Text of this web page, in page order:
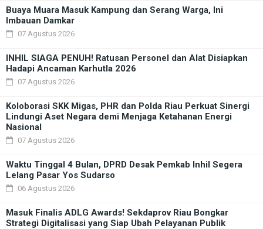
Buaya Muara Masuk Kampung dan Serang Warga, Ini
Imbauan Damkar
07 Agustus 2026
INHIL SIAGA PENUH! Ratusan Personel dan Alat Disiapkan
Hadapi Ancaman Karhutla 2026
07 Agustus 2026
Koloborasi SKK Migas, PHR dan Polda Riau Perkuat Sinergi
Lindungi Aset Negara demi Menjaga Ketahanan Energi
Nasional
07 Agustus 2026
Waktu Tinggal 4 Bulan, DPRD Desak Pemkab Inhil Segera
Lelang Pasar Yos Sudarso
06 Agustus 2026
Masuk Finalis ADLG Awards! Sekdaprov Riau Bongkar
Strategi Digitalisasi yang Siap Ubah Pelayanan Publik